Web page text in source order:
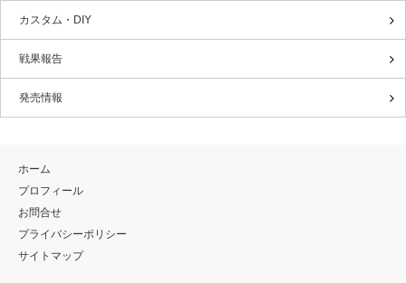
カスタム・DIY
戦果報告
発売情報
ホーム
プロフィール
お問合せ
プライバシーポリシー
サイトマップ